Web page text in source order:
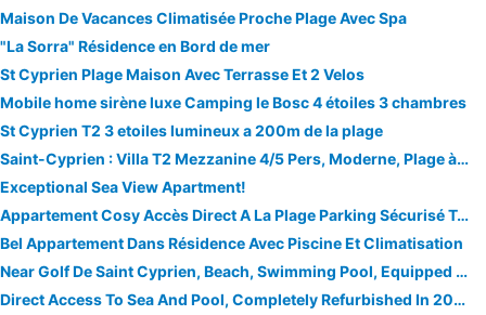
Maison De Vacances Climatisée Proche Plage Avec Spa
"La Sorra" Résidence en Bord de mer
St Cyprien Plage Maison Avec Terrasse Et 2 Velos
Mobile home sirène luxe Camping le Bosc 4 étoiles 3 chambres
St Cyprien T2 3 etoiles lumineux a 200m de la plage
Saint-Cyprien : Villa T2 Mezzanine 4/5 Pers, Moderne, Plage à 500m, Parking Privé, Animaux Ok - FR-1-793-27
Exceptional Sea View Apartment!
Appartement Cosy Accès Direct A La Plage Parking Sécurisé Terrasse Piscine
Bel Appartement Dans Résidence Avec Piscine Et Climatisation
Near Golf De Saint Cyprien, Beach, Swimming Pool, Equipped Kitchen And Wi-fi
Direct Access To Sea And Pool, Completely Refurbished In 2019